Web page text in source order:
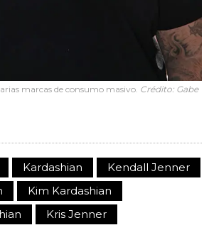
marcas de consumo masivo. Crédito: Gabe
Kardashian
Kendall Jenner
Kim Kardashian
Kris Jenner